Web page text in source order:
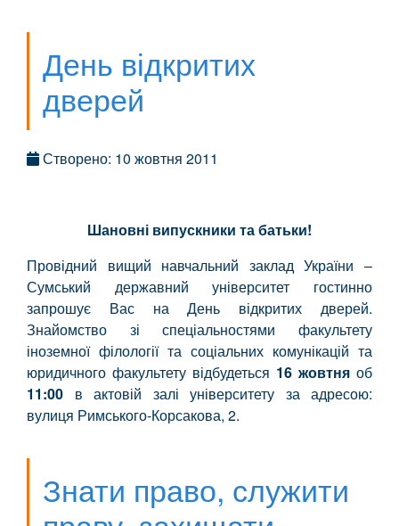
День відкритих
дверей
Створено: 10 жовтня 2011
Шановні випускники та батьки!
Провідний вищий навчальний заклад України –
Сумський державний університет гостинно
запрошує Вас на День відкритих дверей.
Знайомство зі спеціальностями факультету
іноземної філології та соціальних комунікацій та
юридичного факультету відбудеться 16 жовтня об
11:00 в актовій залі університету за адресою:
вулиця Римського-Корсакова, 2.
Знати право, служити